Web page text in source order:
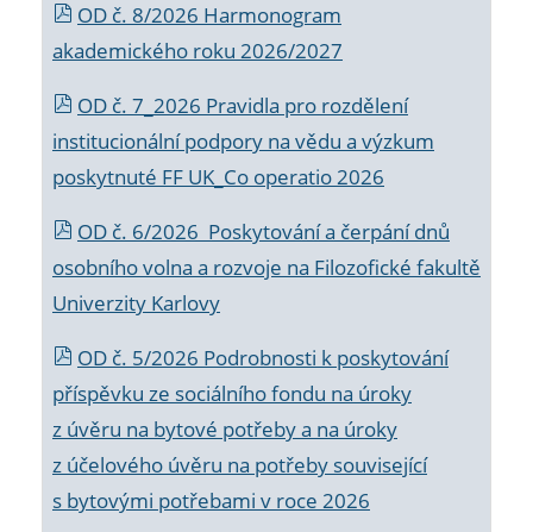
OD č. 8/2026 Harmonogram
akademického roku 2026/2027
OD č. 7_2026 Pravidla pro rozdělení
institucionální podpory na vědu a výzkum
poskytnuté FF UK_Co operatio 2026
OD č. 6/2026 Poskytování a čerpání dnů
osobního volna a rozvoje na Filozofické fakultě
Univerzity Karlovy
OD č. 5/2026 Podrobnosti k poskytování
příspěvku ze sociálního fondu na úroky
z úvěru na bytové potřeby a na úroky
z účelového úvěru na potřeby související
s bytovými potřebami v roce 2026